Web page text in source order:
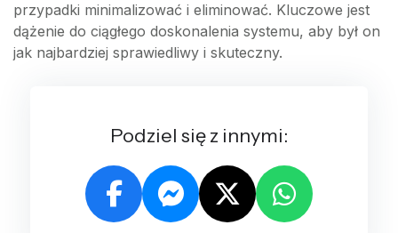
przypadki minimalizować i eliminować. Kluczowe jest
dążenie do ciągłego doskonalenia systemu, aby był on
jak najbardziej sprawiedliwy i skuteczny.
Podziel się z innymi: